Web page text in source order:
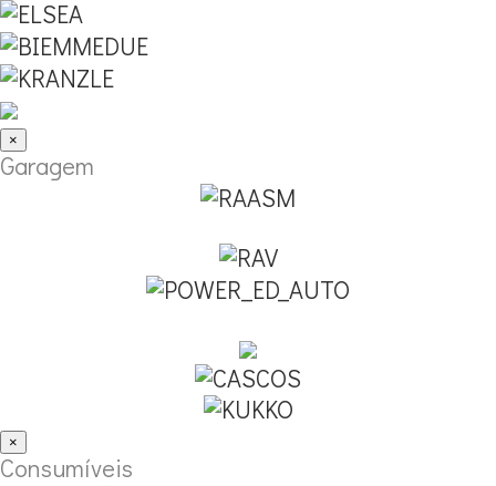
×
Garagem
×
Consumíveis